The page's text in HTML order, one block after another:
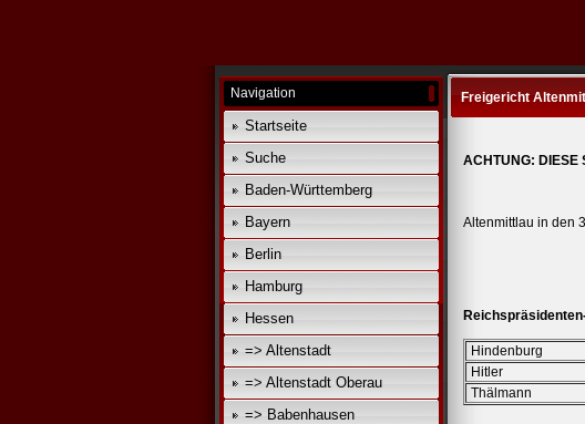
Navigation
Startseite
Suche
Baden-Württemberg
Bayern
Berlin
Hamburg
Hessen
=> Altenstadt
=> Altenstadt Oberau
=> Babenhausen
Freigericht
ACHTUNG: DIESE
Altenmittlau in den
Hindenburg
Hitler
Thälmann